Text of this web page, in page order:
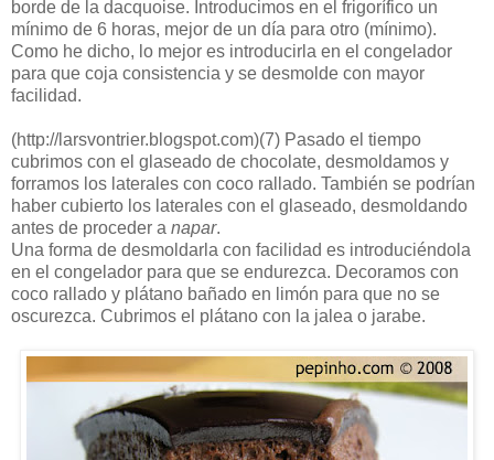
borde de la dacquoise. Introducimos en el frigorífico un
mínimo de 6 horas, mejor de un día para otro (mínimo).
Como he dicho, lo mejor es introducirla en el congelador
para que coja consistencia y se desmolde con mayor
facilidad.
(http://larsvontrier.blogspot.com)(7) Pasado el tiempo
cubrimos con el glaseado de chocolate, desmoldamos y
forramos los laterales con coco rallado. También se podrían
haber cubierto los laterales con el glaseado, desmoldando
antes de proceder a napar.
Una forma de desmoldarla con facilidad es introduciéndola
en el congelador para que se endurezca. Decoramos con
coco rallado y plátano bañado en limón para que no se
oscurezca. Cubrimos el plátano con la jalea o jarabe.